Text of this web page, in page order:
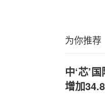
为你推荐
中‘芯’
增加